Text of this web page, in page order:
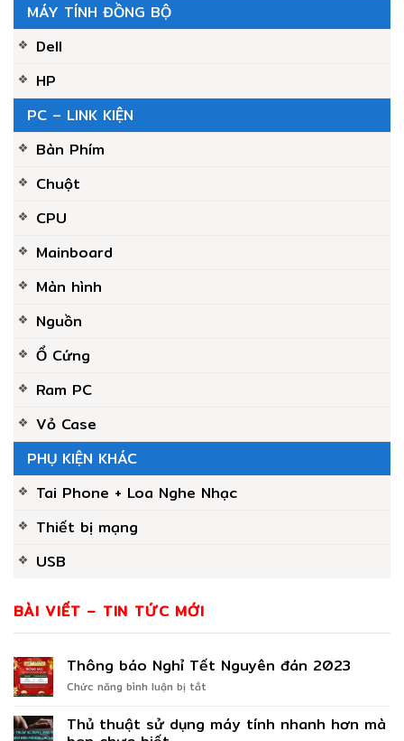
MÁY TÍNH ĐỒNG BỘ
Dell
HP
PC – LINK KIỆN
Bàn Phím
Chuột
CPU
Mainboard
Màn hình
Nguồn
Ổ Cứng
Ram PC
Vỏ Case
PHỤ KIỆN KHÁC
Tai Phone + Loa Nghe Nhạc
Thiết bị mạng
USB
BÀI VIẾT – TIN TỨC MỚI
Thông báo Nghỉ Tết Nguyên đán 2023
Chức năng bình luận bị tắt
Nghỉ
Thủ thuật sử dụng máy tính nhanh hơn mà